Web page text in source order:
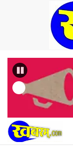
Previous